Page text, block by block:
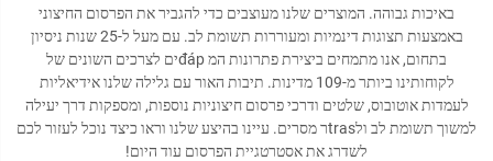
באיכות גבוהה. המוצרים שלנו מעוצבים כדי להגביר את הפרסום החיצוני
באמצעות תצוגות דינמיות ומעוררות תשומת לב. עם מעל ל-25 שנות ניסיון
בתחום, אנו מתמחים ביצירת פתרונות המ đápים לצרכים השונים של
לקוחותינו ביותר מ-109 מדינות. תיבות האור עם גלילה שלנו אידיאליות
לעמדות אוטובוס, שלטים ודרכי פרסום חיצוניות נוספות, ומספקות דרך יעילה
למשוך תשומת לב ולtrasר מסרים. עיינו בהיצע שלנו וראו כיצד נוכל לעזור לכם
לשדרג את אסטרטגיית הפרסום עוד היום!